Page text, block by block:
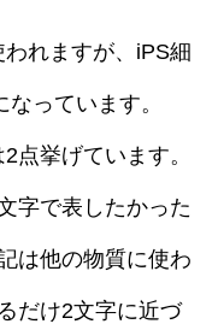
れますが、iPS細
っています。
点挙げています。
字で表したかった
は他の物質に使わ
だけ2文字に近づ